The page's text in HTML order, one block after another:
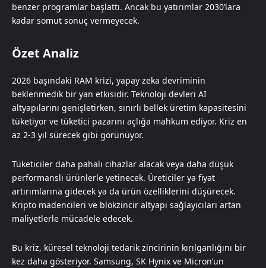
benzer programlar başlattı. Ancak bu yatırımlar 2030’lara
kadar somut sonuç vermeyecek.
Özet Analiz
2026 başındaki RAM krizi, yapay zeka devriminin
beklenmedik bir yan etkisidir. Teknoloji devleri AI
altyapılarını genişletirken, sınırlı bellek üretim kapasitesini
tüketiyor ve tüketici pazarını açlığa mahkum ediyor. Kriz en
az 2-3 yıl sürecek gibi görünüyor.
Tüketiciler daha pahalı cihazlar alacak veya daha düşük
performanslı ürünlerle yetinecek. Üreticiler ya fiyat
artırımlarına gidecek ya da ürün özelliklerini düşürecek.
Kripto madencileri ve blokzincir altyapı sağlayıcıları artan
maliyetlerle mücadele edecek.
Bu kriz, küresel teknoloji tedarik zincirinin kırılganlığını bir
kez daha gösteriyor. Samsung, SK Hynix ve Micron’un